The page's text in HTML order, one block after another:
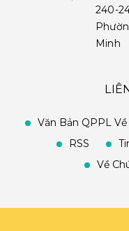
240-
Minh
Văn Bản QPPL Về
RSS
Về